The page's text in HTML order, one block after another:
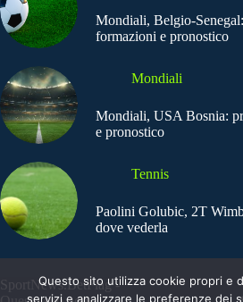
Mondiali, Belgio-
formazioni e pronostico
Mondiali
Mondiali, USA Bosnia:
e pronostico
Tennis
Paolini Golubic, 2T
dove vederla
SportNews.BetFlag -
Questo sito utilizza cookie propri e
servizi e analizzare le preferenze dei